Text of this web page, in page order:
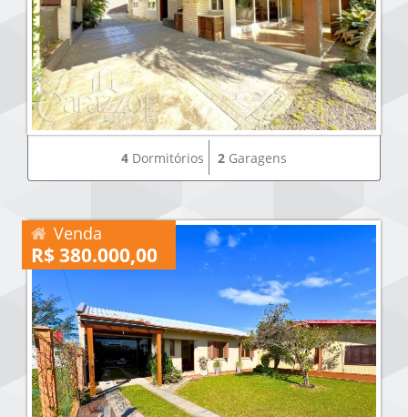
4 Dormitórios 2 Garagens
Venda
R$ 380.000,00